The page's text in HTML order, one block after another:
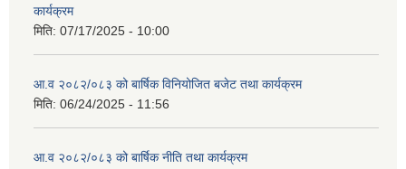
कार्यक्रम
मिति: 07/17/2025 - 10:00
आ.व २०८२/०८३ को बार्षिक विनियोजित बजेट तथा कार्यक्रम
मिति: 06/24/2025 - 11:56
आ.व २०८२/०८३ को बार्षिक नीति तथा कार्यक्रम